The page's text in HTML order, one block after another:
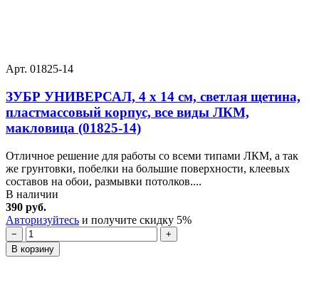
Арт. 01825-14
ЗУБР УНИВЕРСАЛ, 4 х 14 см, светлая щетина,
пластмассовый корпус, все виды ЛКМ,
макловица (01825-14)
Отличное решение для работы со всеми типами ЛКМ, а так
же грунтовки, побелки на большие поверхности, клеевых
составов на обои, размывки потолков....
В наличии
390 руб.
Авторизуйтесь и получите скидку 5%
−
+
В корзину